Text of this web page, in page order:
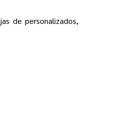
de personalizados,